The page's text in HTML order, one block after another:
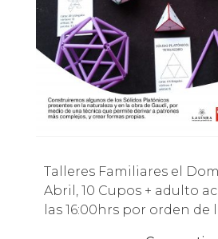
Talleres Familiares el Domingo 7 de
Abril, 10 Cupos + adulto
las 16:00hrs por orden de